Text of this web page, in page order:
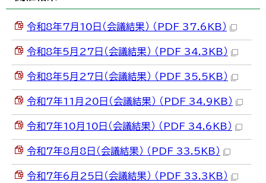
令和8年7月10日（会議結果） （PDF 37.6KB）
令和8年5月27日（会議結果） （PDF 34.3KB）
令和8年5月27日（会議結果） （PDF 35.5KB）
令和7年11月20日（会議結果） （PDF 34.9KB）
令和7年10月10日（会議結果） （PDF 34.6KB）
令和7年8月8日（会議結果） （PDF 33.5KB）
令和7年6月25日（会議結果） （PDF 33.3KB）